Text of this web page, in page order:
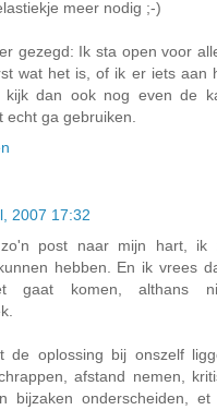
meer nodig ;-)
gezegd: Ik sta open voor
wat het is, of ik er iets aan
dan ook nog even de
echt ga gebruiken.
2007 17:32
post naar mijn hart, ik
hebben. En ik vrees
gaat komen, althans
de oplossing bij onszelf
afstand nemen,
bijzaken onderscheiden, et